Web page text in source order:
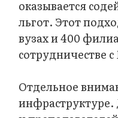
оказывается
льгот. Этот
вузах и 400
сотрудничестве
Отдельное
инфраструктуре.